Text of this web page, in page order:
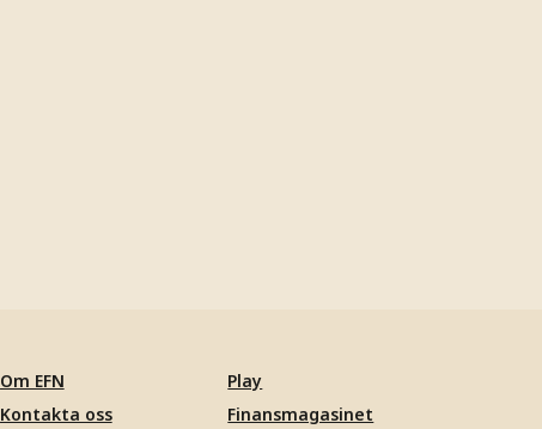
Om EFN
Kontakta oss
Play
Finansmagasinet